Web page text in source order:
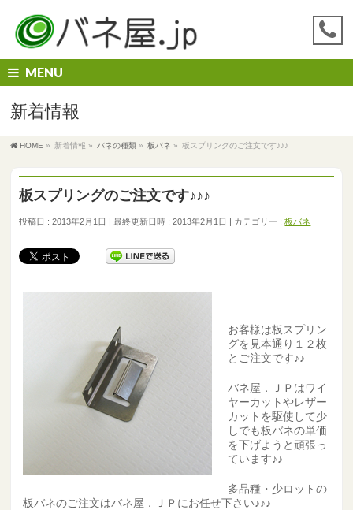
MENU
新着情報
HOME » 新着情報 » バネの種類 » 板バネ » 板スプリングのご注文です♪♪♪
板スプリングのご注文です♪♪♪
投稿日 : 2013年2月1日 最終更新日時 : 2013年2月1日 カテゴリー :板バネ
お客様は板スプリン
グを見本通り１２枚
とご注文です♪♪
バネ屋．ＪＰはワイ
ヤーカットやレザー
カットを駆使して少
しでも板バネの単価
を下げようと頑張っ
ています♪♪
多品種・少ロットの
板バネのご注文はバネ屋．ＪＰにお任せ下さい♪♪♪